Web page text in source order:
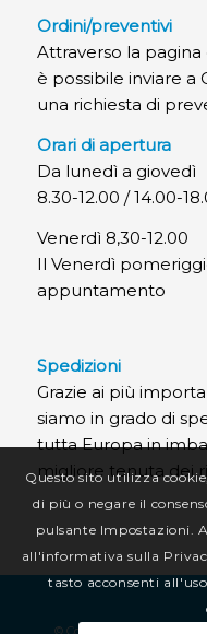
Ordini/preventivi
Attraverso la pagina
è possibile inviare a
una richiesta di
Orari di apertura
Da lunedì a giovedì
8.30-12.00 / 14.00-
Venerdì 8,30-12.00
Il Venerdì
appuntamento
Spedizioni
Grazie ai più
siamo in grado di
tutta Europa in
migliore tenuta dei
Questo sito utilizza
di più o negare il
pulsante Impostazioni.
all'informativa sulla
tasto acconsenti